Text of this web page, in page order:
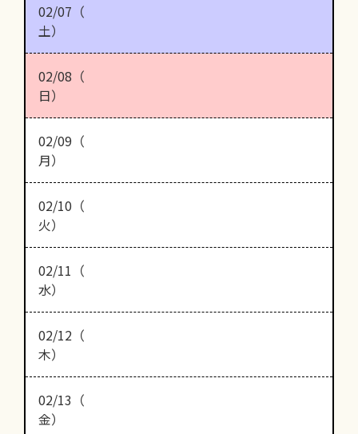
02/07（
土）
02/08（
日）
02/09（
月）
02/10（
火）
02/11（
水）
02/12（
木）
02/13（
金）